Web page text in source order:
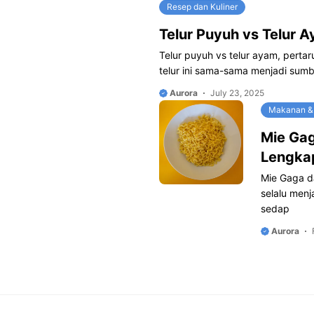
Resep dan Kuliner
Telur Puyuh vs Telur
Telur puyuh vs telur ayam,
telur ini sama-sama menjadi
Aurora
July 23, 2025
Makanan
Mie
Mie Gaga
selalu
sedap
Aurora